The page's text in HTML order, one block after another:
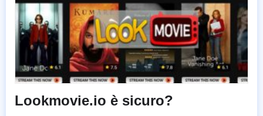
Lookmovie.io è sicuro?